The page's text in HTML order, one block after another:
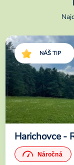
NÁŠ TIP
Harichovce -